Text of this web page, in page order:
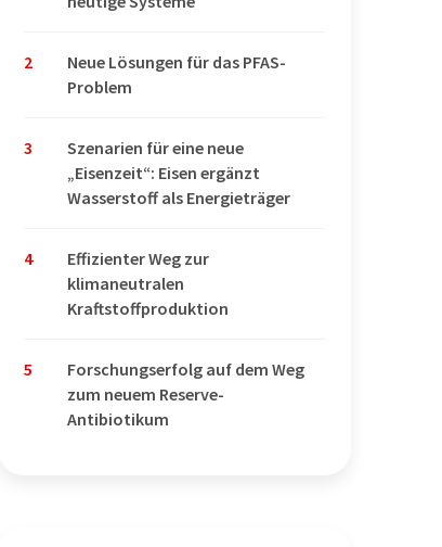
2
Neue Lösungen für das PFAS-
Problem
3
Szenarien für eine neue
„Eisenzeit“: Eisen ergänzt
Wasserstoff als Energieträger
4
Effizienter Weg zur
klimaneutralen
Kraftstoffproduktion
5
Forschungserfolg auf dem Weg
zum neuem Reserve-
Antibiotikum